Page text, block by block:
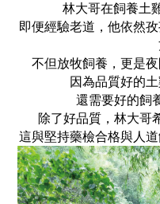
林大哥在飼養土
即便經驗老道， 他依然
不但放牧飼養，更是
因為品質好的土
還需要好的飼
除了好品質，林大哥
這與堅持藥檢合格與人